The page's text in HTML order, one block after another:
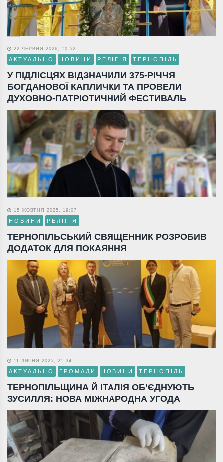
22 ЧЕРВНЯ 2026, 10:52
АКТУАЛЬНО НОВИНИ РЕЛІГІЯ ТЕРНОПІЛЬ
У ПІДЛІСЦЯХ ВІДЗНАЧИЛИ 375-РІЧЧЯ
БОГДАНОВОЇ КАПЛИЧКИ ТА ПРОВЕЛИ
ДУХОВНО-ПАТРІОТИЧНИЙ ФЕСТИВАЛЬ
15 ЖОВТНЯ 2025, 19:07
НОВИНИ РЕЛІГІЯ
ТЕРНОПІЛЬСЬКИЙ СВЯЩЕННИК РОЗРОБИВ
ДОДАТОК ДЛЯ ПОКАЯННЯ
11 ЛИПНЯ 2025, 21:34
АКТУАЛЬНО ГРОМАДИ НОВИНИ ТЕРНОПІЛЬ
ТЕРНОПІЛЬЩИНА Й ІТАЛІЯ ОБ’ЄДНУЮТЬ
ЗУСИЛЛЯ: НОВА МІЖНАРОДНА УГОДА